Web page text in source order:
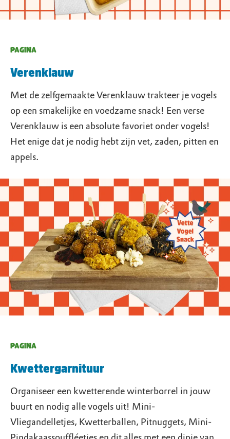
PAGINA
Verenklauw
Met de zelfgemaakte Verenklauw trakteer je vogels
op een smakelijke en voedzame snack! Een verse
Verenklauw is een absolute favoriet onder vogels!
Het enige dat je nodig hebt zijn vet, zaden, pitten en
appels.
PAGINA
Kwettergarnituur
Organiseer een kwetterende winterborrel in jouw
buurt en nodig alle vogels uit! Mini-
Vliegandelletjes, Kwetterballen, Pitnuggets, Mini-